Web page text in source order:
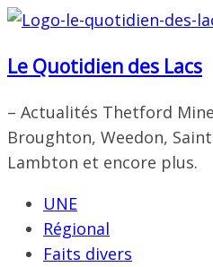
Passer
contenu
Le Quotidien des Lacs
– Actualités Thetford
Broughton, Weedon,
Lambton et encore plus.
UNE
Régional
Faits divers